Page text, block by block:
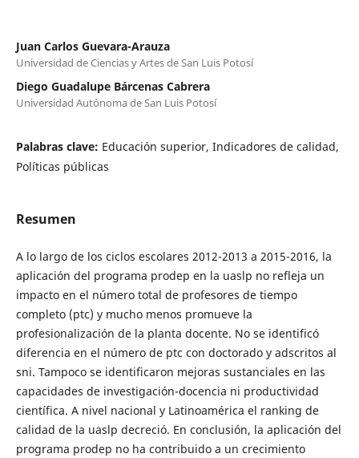
Juan Carlos Guevara-Arauza
Universidad de Ciencias y Artes de San Luis Potosí
Diego Guadalupe Bárcenas Cabrera
Universidad Autónoma de San Luis Potosí
Palabras clave: Educación superior, Indicadores de calidad,
Políticas públicas
Resumen
A lo largo de los ciclos escolares 2012-2013 a 2015-2016, la
aplicación del programa prodep en la uaslp no refleja un
impacto en el número total de profesores de tiempo
completo (ptc) y mucho menos promueve la
profesionalización de la planta docente. No se identificó
diferencia en el número de ptc con doctorado y adscritos al
sni. Tampoco se identificaron mejoras sustanciales en las
capacidades de investigación-docencia ni productividad
científica. A nivel nacional y Latinoamérica el ranking de
calidad de la uaslp decreció. En conclusión, la aplicación del
programa prodep no ha contribuido a un crecimiento